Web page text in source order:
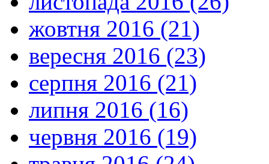
жовтня 2016 (21)
вересня 2016 (23)
серпня 2016 (21)
липня 2016 (16)
червня 2016 (19)